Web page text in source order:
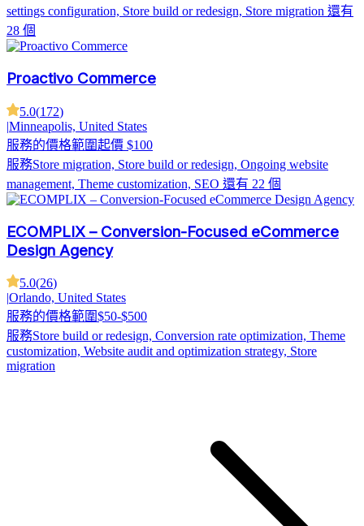
settings configuration, Store build or redesign, Store migration 還有
28 個
Proactivo Commerce
5.0(172)
|Minneapolis, United States
服務的價格範圍起價 $100
服務Store migration, Store build or redesign, Ongoing website
management, Theme customization, SEO 還有 22 個
ECOMPLIX – Conversion-Focused eCommerce
Design Agency
5.0(26)
|Orlando, United States
服務的價格範圍$50-$500
服務Store build or redesign, Conversion rate optimization, Theme
customization, Website audit and optimization strategy, Store
migration